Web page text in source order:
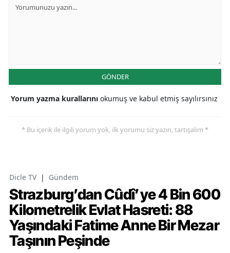
GÖNDER
Yorum yazma kurallarını okumuş ve kabul etmiş sayılırsınız
* Bu içerik ile ilgili yorum yok, ilk yorumu siz yazın, tartışalım *
Dicle TV | Gündem
Strazburg’dan Cûdî’ye 4 Bin 600
Kilometrelik Evlat Hasreti: 88
Yaşındaki Fatime Anne Bir Mezar
Taşının Peşinde